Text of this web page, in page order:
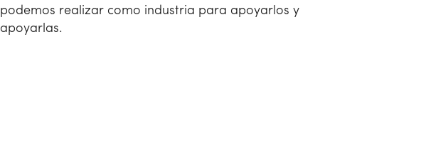
podemos realizar como industria para apoyarlos y
apoyarlas.